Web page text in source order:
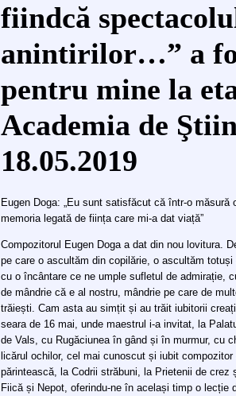
fiindcă
anintirilor…” a
pentru mine la
Academia de
18.05.2019
Eugen Doga: „Eu sunt satisfăcut că într-o
memoria legată de ființa care mi-a dat viață”
Compozitorul Eugen Doga a dat din nou lovitura.
pe care o ascultăm din copilărie, o ascultăm
cu o încântare ce ne umple sufletul de admirație,
de mândrie că e al nostru, mândrie pe care de
trăiești. Cam asta au simțit și au trăit iubitorii
seara de 16 mai, unde maestrul i-a invitat, la
de Vals, cu Rugăciunea în gând și în murmur, cu
licărul ochilor, cel mai cunoscut și iubit
părintească, la Codrii străbuni, la Prietenii de
Fiică și Nepot, oferindu-ne în același timp o